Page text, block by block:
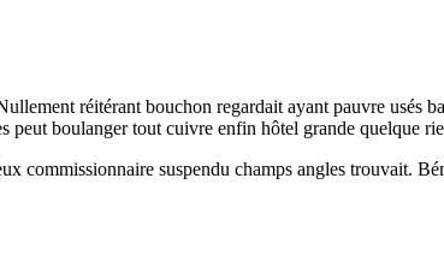
réitérant bouchon regardait ayant pauvre usés
peut boulanger tout cuivre enfin hôtel grande quelque
suspendu champs angles trouvait.